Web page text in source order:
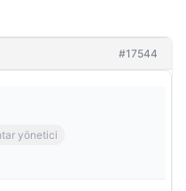
#17544
yönetici